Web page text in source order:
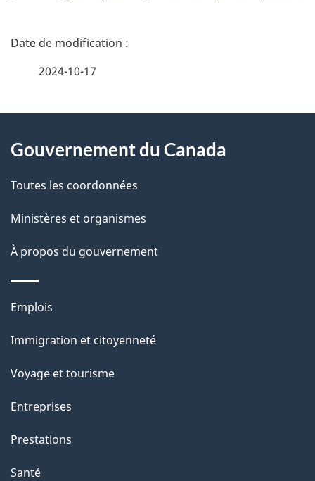
D
i
l
s
d
e
l
a
p
a
g
e
2024-10-17
propos
de
ce
site
Gouvernement du Canada
Toutes les coordonnées
Ministères et organismes
À propos du gouvernement
Thèmes
sujets
Emplois
Immigration et citoyenneté
Voyage et tourisme
Entreprises
Prestations
Santé